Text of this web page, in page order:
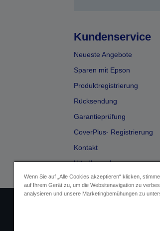
Kundenservice
Neueste Angebote
Sparen mit Epson
Produktregistrierung
Rücksendung
Garantieprüfung
CoverPlus- Registrierung
Kontakt
Händlersuche
Wenn Sie auf „Alle Cookies akzeptieren“ klicken,
auf Ihrem Gerät zu, um die Websitenavigation zu
analysieren und unsere Marketingbemühungen zu